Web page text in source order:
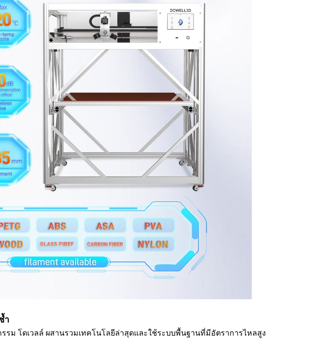
ำ
ม โดเวลล์ ผสานรวมเทคโนโลยีล่าสุดและใช้ระบบพื้นฐานที่มีอัตราการไหลสูง